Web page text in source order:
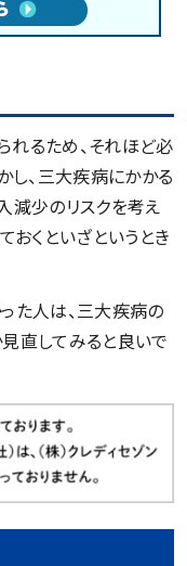
るため、それほど必
し、三大疾病にかかる
減少のリスクを考え
おくといざというとき
た人は、三大疾病の
直してみると良いで